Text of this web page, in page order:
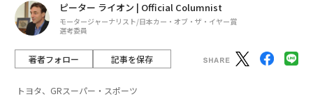
ピーター ライオン | Official Columnist
モータージャーナリスト/日本カー・オブ・ザ・イヤー賞
選考委員
著者フォロー 記事を保存
トヨタ、GRスーパー・スポーツ